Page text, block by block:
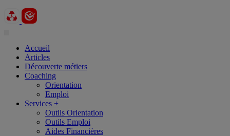
Accueil
Articles
Découverte métiers
Coaching
Orientation
Emploi
Services +
Outils Orientation
Outils Emploi
Aides Financières